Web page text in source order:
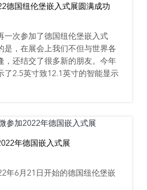
德国纽伦堡嵌入式展圆满成功
一次参加了德国纽伦堡嵌入式
是，在展会上我们不但与世界各
，还结交了很多新的朋友。今年
了2.5英寸致12.1英寸的智能显示
年德国嵌入式展
年6月21日开始的德国纽伦堡嵌